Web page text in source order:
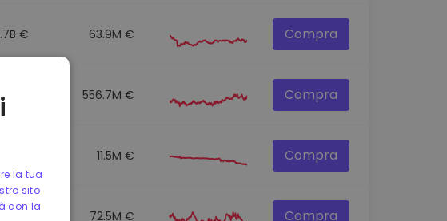
€ 63.9M € Compra
3.5B € 556.7M € Compra
11.5M € Compra
72.5M € Compra
la tua
sito
con la